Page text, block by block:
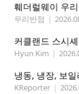
훼더럴웨이 우
우리반점 |
커클랜드 스시
Hyun Kim |
냉동, 냉장, 보
KReporter |